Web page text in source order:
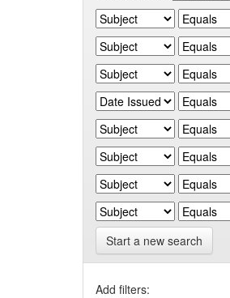
Start a new search
Add filters: